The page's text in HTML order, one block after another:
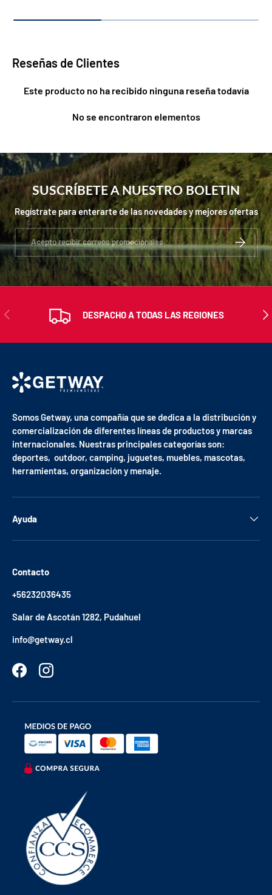
Reseñas de Clientes
Este producto no ha recibido ninguna reseña todavía
No se encontraron elementos
SUSCRÍBETE A NUESTRO BOLETIN
Regístrate para enterarte de las novedades y mejores ofertas
Correo electrónico
ANTERIOR DESPACHO A TODAS LAS REGIONES
Somos Getway, una compañía que se dedica a la distribución y
comercialización de diferentes líneas de productos y marcas
internacionales. Nuestras principales categorías son:
deportes, outdoor, camping, juguetes, muebles, mascotas,
herramientas, organización y menaje.
Ayuda
Contacto
+56232036435
Salar de Ascotán 1282, Pudahuel
info@getway.cl
FacebookInstagram